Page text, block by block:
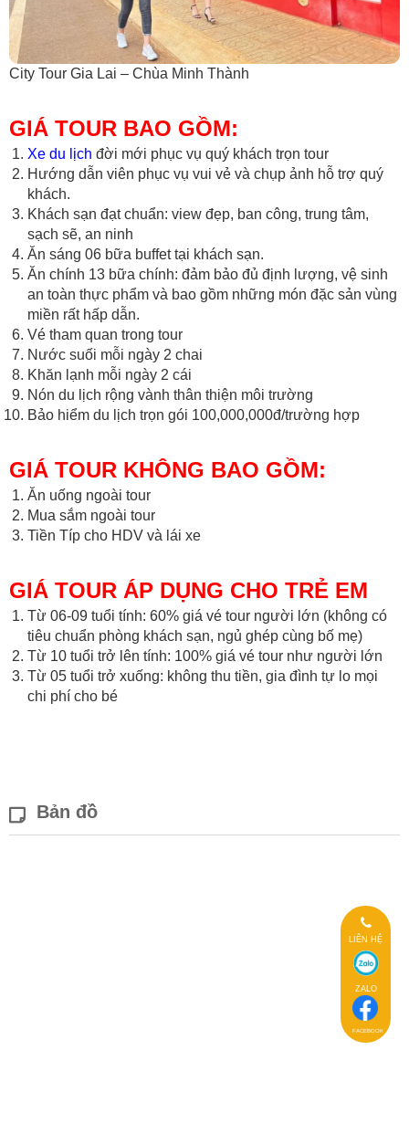
FACEBOOK
ZALO
LIÊN HỆ
City Tour Gia Lai – Chùa Minh Thành
GIÁ TOUR BAO GỒM:
Xe du lịch đời mới phục vụ quý khách trọn tour
Hướng dẫn viên phục vụ vui vẻ và chụp ảnh hỗ trợ quý
khách.
Khách sạn đạt chuẩn: view đẹp, ban công, trung tâm,
sạch sẽ, an ninh
Ăn sáng 06 bữa buffet tại khách sạn.
Ăn chính 13 bữa chính: đảm bảo đủ định lượng, vệ sinh
an toàn thực phẩm và bao gồm những món đặc sản vùng
miền rất hấp dẫn.
Vé tham quan trong tour
Nước suối mỗi ngày 2 chai
Khăn lạnh mỗi ngày 2 cái
Nón du lịch rộng vành thân thiện môi trường
Bảo hiểm du lịch trọn gói 100,000,000đ/trường hợp
GIÁ TOUR KHÔNG BAO GỒM:
Ăn uống ngoài tour
Mua sắm ngoài tour
Tiền Típ cho HDV và lái xe
GIÁ TOUR ÁP DỤNG CHO TRẺ EM
Từ 06-09 tuổi tính: 60% giá vé tour người lớn (không có
tiêu chuẩn phòng khách sạn, ngủ ghép cùng bố mẹ)
Từ 10 tuổi trở lên tính: 100% giá vé tour như người lớn
Từ 05 tuổi trở xuống: không thu tiền, gia đình tự lo mọi
chi phí cho bé
Bản đồ